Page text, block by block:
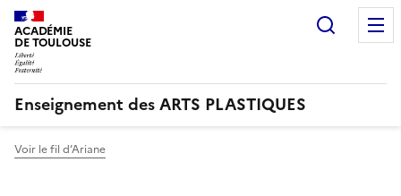
ACADÉMIE
DE TOULOUSE
Enseignement des ARTS PLASTIQUES
Voir le fil d’Ariane